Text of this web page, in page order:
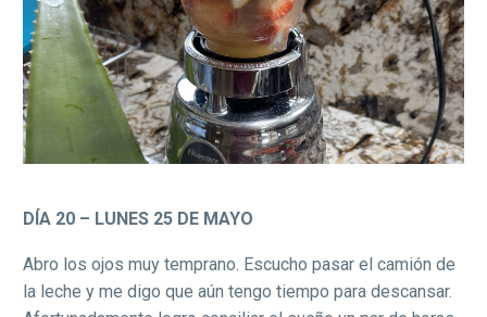
DÍA 20 – LUNES 25 DE MAYO
Abro los ojos muy temprano. Escucho pasar el camión de
la leche y me digo que aún tengo tiempo para descansar.